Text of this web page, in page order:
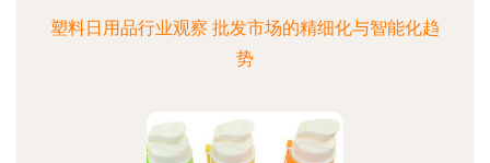
塑料日用品行业观察 批发市场的精细化与智能化趋
势